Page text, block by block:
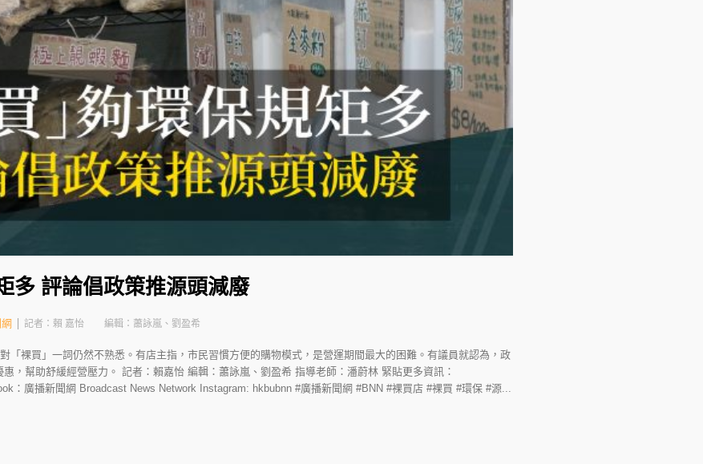
多 評論倡政策推源頭減廢
記者：賴 嘉怡 編輯：蕭詠嵐、劉盈希
「裸買」一詞仍然不熟悉。有店主指，市民習慣方便的購物模式，是營運期間最大的困難。有議員就認為，政
，幫助舒緩經營壓力。 記者：賴嘉怡 編輯：蕭詠嵐、劉盈希 指導老師：潘蔚林 緊貼更多資訊：
：廣播新聞網 Broadcast News Network Instagram: hkbubnn #廣播新聞網 #BNN #裸買店 #裸買 #環保 #源...